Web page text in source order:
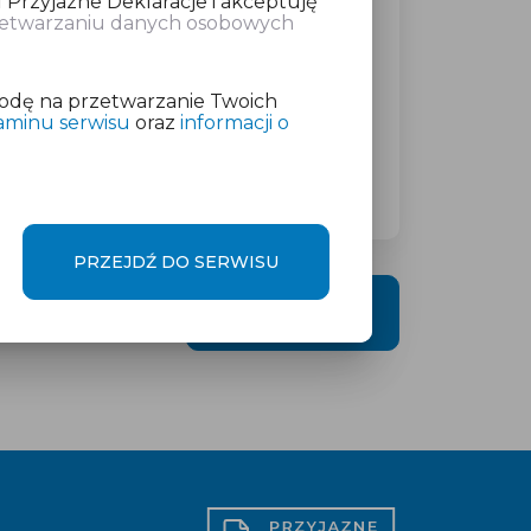
w wysokości
danych osobowych
na przetwarzanie Twoich
serwisu orazinformacji o
PRZEJDŹ DO SERWISU